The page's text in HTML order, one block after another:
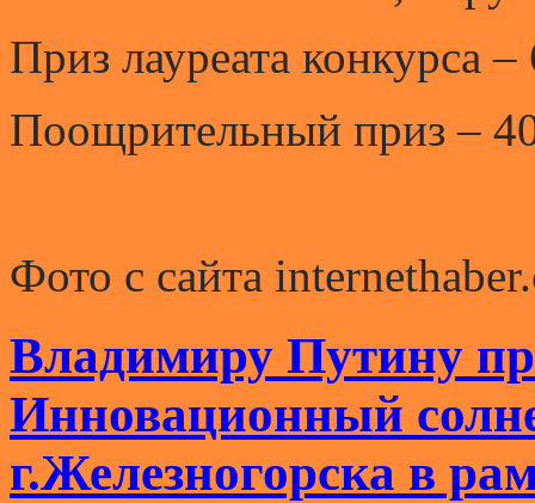
Приз лауреата конкурса
Поощрительный приз –
Фото с сайта
Владимиру Путину
Инновационный
г.Железногорска в